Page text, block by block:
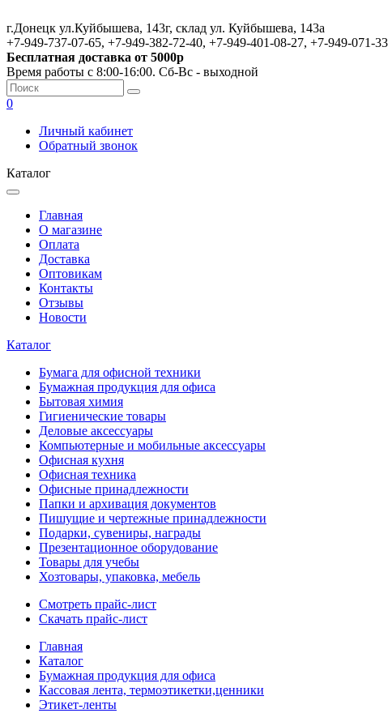
г.Донецк ул.Куйбышева, 143г, склад ул. Куйбышева, 143а
+7-949-737-07-65, +7-949-382-72-40, +7-949-401-08-27, +7-949-071-
Бесплатная доставка от 5000р
Время работы с 8:00-16:00. Сб-Вс - выходной
0
Личный кабинет
Обратный звонок
Каталог
Главная
О магазине
Оплата
Доставка
Оптовикам
Контакты
Отзывы
Новости
Каталог
Бумага для офисной техники
Бумажная продукция для офиса
Бытовая химия
Гигиенические товары
Деловые аксессуары
Компьютерные и мобильные аксессуары
Офисная кухня
Офисная техника
Офисные принадлежности
Папки и архивация документов
Пишущие и чертежные принадлежности
Подарки, сувениры, награды
Презентационное оборудование
Товары для учебы
Хозтовары, упаковка, мебель
Смотреть прайс-лист
Скачать прайс-лист
Главная
Каталог
Бумажная продукция для офиса
Кассовая лента, термоэтикетки,ценники
Этикет-ленты